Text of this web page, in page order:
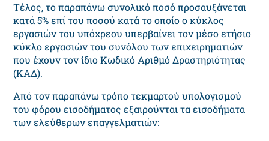
Τέλος, το παραπάνω συνολικό ποσό προσαυξάνεται
κατά 5% επί του ποσού κατά το οποίο ο κύκλος
εργασιών του υπόχρεου υπερβαίνει τον μέσο ετήσιο
κύκλο εργασιών του συνόλου των επιχειρηματιών
που έχουν τον ίδιο Κωδικό Αριθμό Δραστηριότητας
(ΚΑΔ).
Από τον παραπάνω τρόπο τεκμαρτού υπολογισμού
του φόρου εισοδήματος εξαιρούνται τα εισοδήματα
των ελεύθερων επαγγελματιών: